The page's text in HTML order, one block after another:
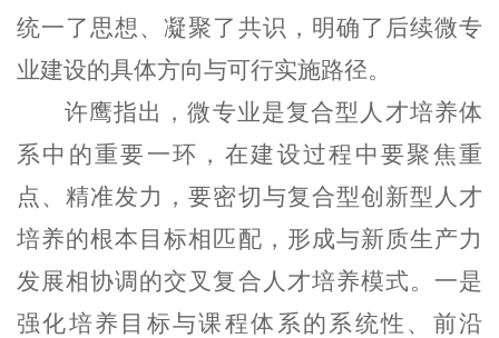
统一了思想、凝聚了共识，明确了后续微专
业建设的具体方向与可行实施路径。
许鹰指出，微专业是复合型人才培养体
系中的重要一环，在建设过程中要聚焦重
点、精准发力，要密切与复合型创新型人才
培养的根本目标相匹配，形成与新质生产力
发展相协调的交叉复合人才培养模式。一是
强化培养目标与课程体系的系统性、前沿